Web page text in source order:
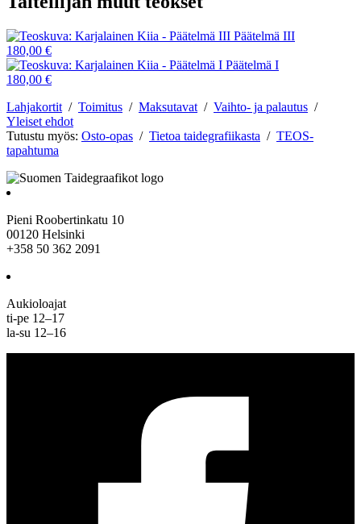
Päätelmä III
180,00 €
Päätelmä I
180,00 €
Lahjakortit / Toimitus / Maksutavat / Vaihto- ja palautus /
Yleiset ehdot
Tutustu myös: Osto-opas / Tietoa taidegrafiikasta / TEOS-
tapahtuma
Pieni Roobertinkatu 10
00120 Helsinki
+358 50 362 2091
Aukioloajat
ti-pe 12–17
la-su 12–16